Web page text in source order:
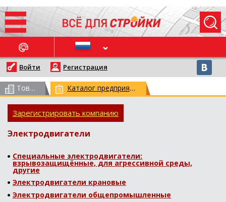
НОВОСТИ
Войти Регистрация
Товарный каталог (всего 62959)Каталог предприятий (всего 29771)
Зарегистрировать компанию
Электродвигатели
Специальные электродвигатели:
взрывозащищённые, для агрессивной среды,
другие
Электродвигатели крановые
Электродвигатели общепромышленные